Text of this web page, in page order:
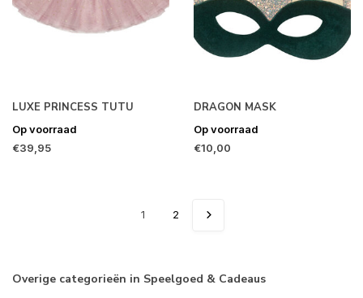
LUXE PRINCESS TUTU
Op voorraad
€39,95
DRAGON MASK
Op voorraad
€10,00
1 2
Overige categorieën in Speelgoed & Cadeaus